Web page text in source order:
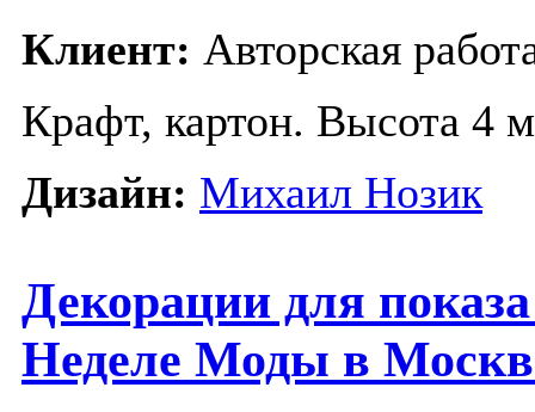
Клиент: Авторская
Крафт, картон. Высота 4
Дизайн: Михаил Нозик
Декорации для
Неделе Моды в